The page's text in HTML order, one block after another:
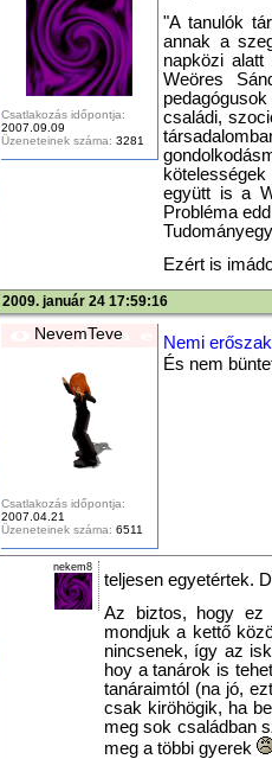
Csatlakozás időpontja:
2007.09.09
Üzeneteinek száma: 3281
"A tanulók
annak a
napközi
Weöres
családi,
együtt is a
Probléma
Ezért is
2009. január 24 17:59:16
NevemTeve
Csatlakozás időpontja:
2007.04.21
Üzeneteinek száma: 6511
Nemi erőszak
És nem
nekem8
teljesen egyetértek.
Az biztos, hogy ez
mondjuk a kettő
nincsenek, így az
hoy a tanárok is
tanáraimtól (na jó,
csak kiröhögik, ha
meg sok családban
meg a többi gyerek